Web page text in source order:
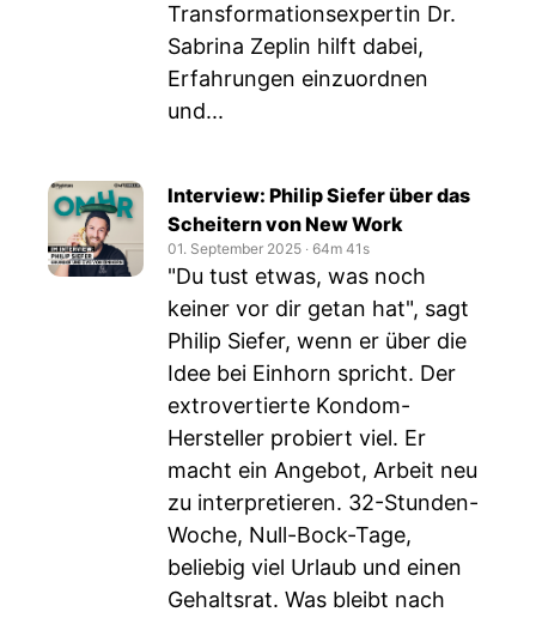
Transformationsexpertin Dr.
Sabrina Zeplin hilft dabei,
Erfahrungen einzuordnen
und...
Interview: Philip Siefer über das
Scheitern von New Work
01. September 2025 ‧ 64m 41s
"Du tust etwas, was noch
keiner vor dir getan hat", sagt
Philip Siefer, wenn er über die
Idee bei Einhorn spricht. Der
extrovertierte Kondom-
Hersteller probiert viel. Er
macht ein Angebot, Arbeit neu
zu interpretieren. 32-Stunden-
Woche, Null-Bock-Tage,
beliebig viel Urlaub und einen
Gehaltsrat. Was bleibt nach